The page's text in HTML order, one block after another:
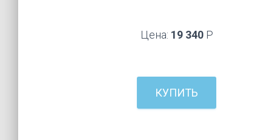
Цена: 19 340Р
КУПИТЬ